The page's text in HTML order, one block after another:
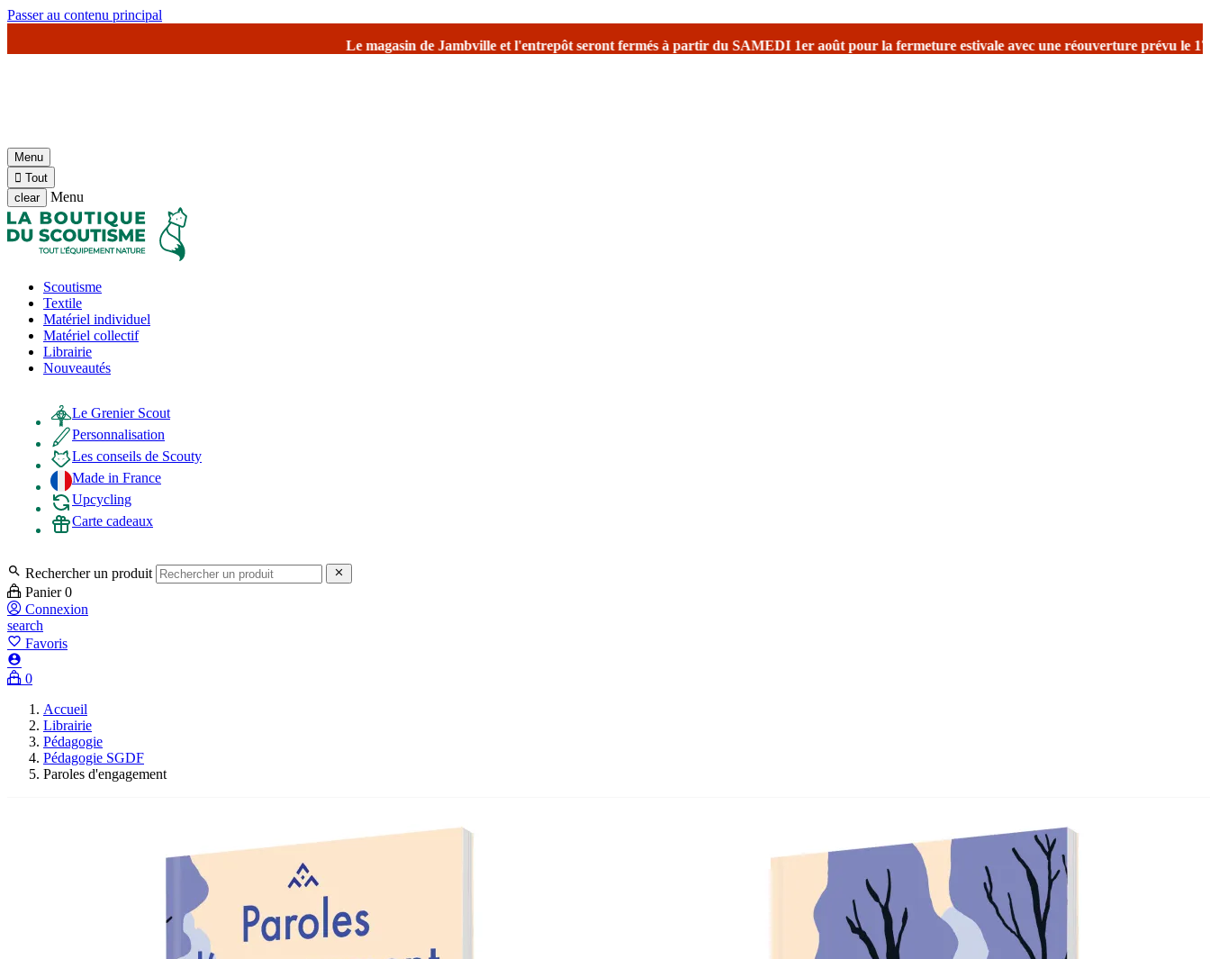
Passer au contenu principal
Le magasin de Jambville et l'entrepôt seront fermés à partir du SAMEDI 1er aoûtpour la fermeture estivaleavec une réouverture prévu le 17 août avec reprise des
Menu
 Tout
clear
Menu
Scoutisme
Textile
Matériel individuel
Matériel collectif
Librairie
Nouveautés
Le Grenier Scout
Personnalisation
Les conseils de Scouty
Made in France
Upcycling
Carte cadeaux
 Rechercher un produit 
Panier 0
Connexion
search
favorite_border Favoris

0
Accueil
Librairie
Pédagogie
Pédagogie SGDF
Paroles d'engagement